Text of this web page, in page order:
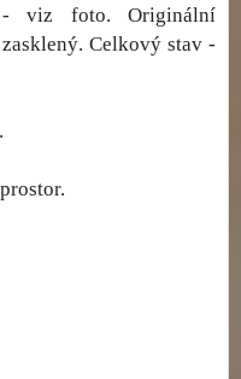
viz foto. Originální
Celkový stav -